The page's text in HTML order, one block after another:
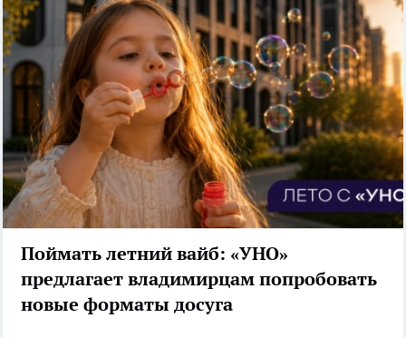
Поймать летний вайб: «УНО»
предлагает владимирцам попробовать
новые форматы досуга